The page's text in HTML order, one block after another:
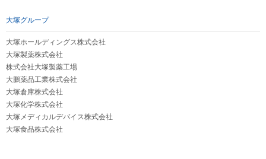
大塚グループ
大塚ホールディングス株式会社
大塚製薬株式会社
株式会社大塚製薬工場
大鵬薬品工業株式会社
大塚倉庫株式会社
大塚化学株式会社
大塚メディカルデバイス株式会社
大塚食品株式会社